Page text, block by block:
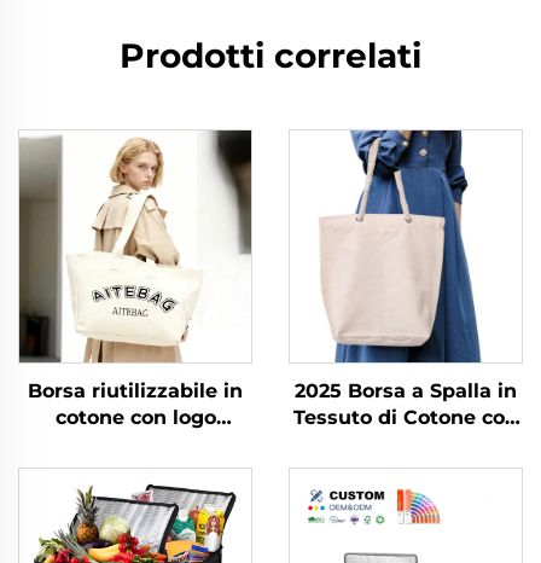
Prodotti correlati
Borsa riutilizzabile in
cotone con logo
personalizzato,
chiusura con cerniera,
manico a spalla, stile
moda, taglia media
2025 Borsa a Spalla in
Tessuto di Cotone con
Alta Capacità, con
Chiusura Lampo,
Borsa Tracolla e Borsa
per la Spesa per